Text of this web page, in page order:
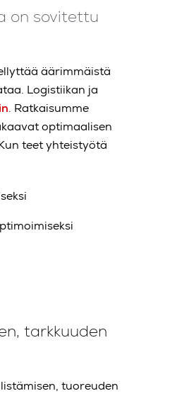
on sovitettu
äärimmäistä
Logistiikan ja
. Ratkaisumme
optimaalisen
teet yhteistyötä
tarkkuuden
tuoreuden